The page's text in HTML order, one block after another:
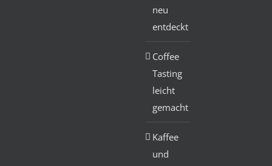
neu
entdeckt
Coffee
Tasting
leicht
gemacht
Kaffee
und